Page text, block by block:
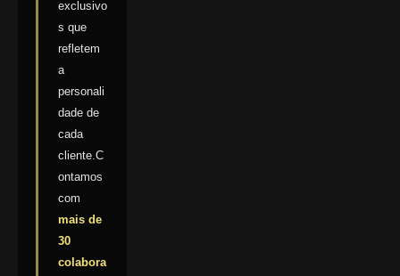
exclusivo
s que
refletem
a
personali
dade de
cada
cliente.C
ontamos
com
mais de
30
colabora